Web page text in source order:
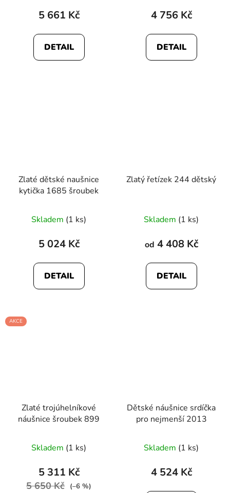
produktu
5,0
z
5 661 Kč
DETAIL
4 756 Kč
DETAIL
Zlaté dětské naušnice
kytička 1685 šroubek
Skladem (1 ks)
5 024 Kč
DETAIL
Zlatý řetízek 244 dětský
Skladem (1 ks)
od 4 408 Kč
DETAIL
AKCE
Zlaté trojúhelníkové
náušnice šroubek 899
Skladem (1 ks)
5 311 Kč
5 650 Kč (–6 %)
Dětské náušnice srdíčka
pro nejmenší 2013
Skladem (1 ks)
4 524 Kč